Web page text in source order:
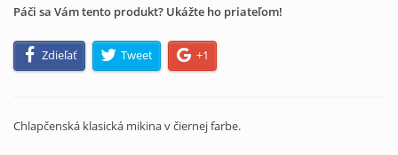
Páči sa Vám tento produkt? Ukážte ho priateľom!
Zdieľať Tweet +1
Chlapčenská klasická mikina v čiernej farbe.